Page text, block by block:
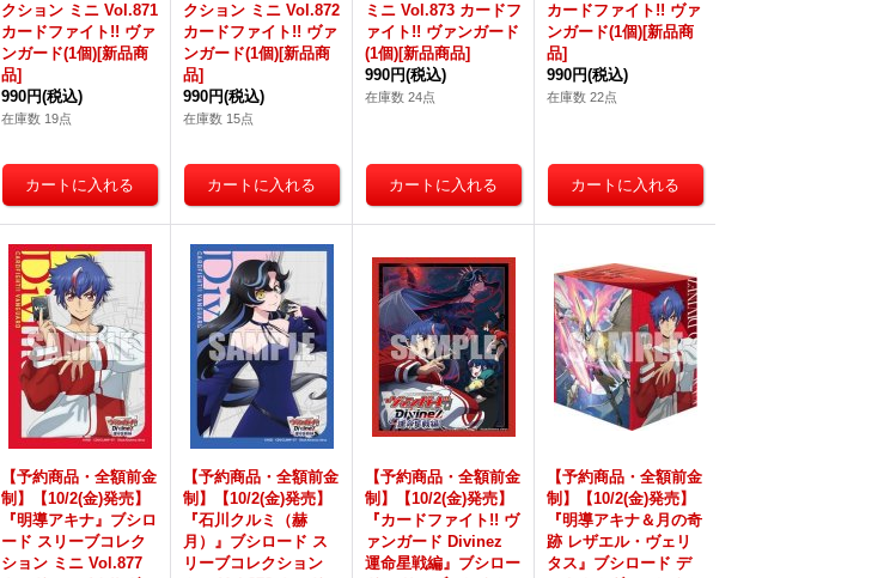
クション ミニ Vol.871
カードファイト!! ヴァ
ンガード(1個)[新品商
品]
990円(税込)
在庫数 19点
クション ミニ Vol.872
カードファイト!! ヴァ
ンガード(1個)[新品商
品]
990円(税込)
在庫数 15点
ミニ Vol.873 カードフ
ァイト!! ヴァンガード
(1個)[新品商品]
990円(税込)
在庫数 24点
カードファイト!! ヴァ
ンガード(1個)[新品商
品]
990円(税込)
在庫数 22点
【予約商品・全額前金
制】【10/2(金)発売】
『明導アキナ』ブシロ
ード スリーブコレク
ション ミニ Vol.877
【予約商品・全額前金
制】【10/2(金)発売】
『石川クルミ（赫
月）』ブシロード ス
リーブコレクション
【予約商品・全額前金
制】【10/2(金)発売】
『カードファイト!! ヴ
ァンガード Divinez
運命星戦編』ブシロー
【予約商品・全額前金
制】【10/2(金)発売】
『明導アキナ＆月の奇
跡 レザエル・ヴェリ
タス』ブシロード デ